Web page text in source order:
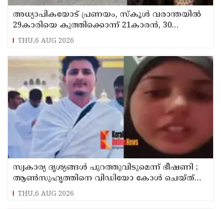
അധ്യാപികയോട് പ്രണയം, സ്‌കൂള്‍ വരാന്തയില്‍
29കാരിയെ കുത്തിക്കൊന്ന് 21കാരന്‍, 30
സെക്കന്റില്‍ 34 തവണ കുത്തിയെന്ന് പൊലീസ്
THU,6 AUG 2026
സ്വകാര്യ ദൃശ്യങ്ങള്‍ പുറത്തുവിടുമെന്ന് ഭീഷണി ;
ആണ്‍സുഹൃത്തിനെ വിഡിയോ കോള്‍ ചെയ്ത്
യുവതി ജീവനൊടുക്കി
THU,6 AUG 2026